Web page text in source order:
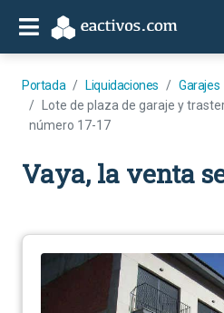
Portada Liquidaciones
Garajes
Lote de plaza de garaje y
número 17-17
Vaya, la venta